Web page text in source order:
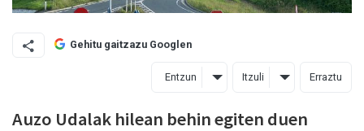
Gehitu gaitzazu Googlen
Entzun Itzuli Erraztu
Auzo Udalak hilean behin egiten duen